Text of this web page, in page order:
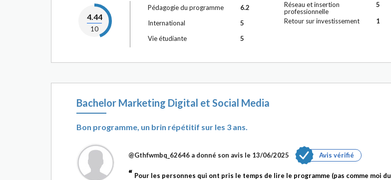
4.44
10
Pédagogie du programme
6.2
International
5
Vie étudiante
5
Réseau et insertion
professionnelle
5
Retour sur investissement 1
Bachelor Marketing Digital et Social Media
Bon programme, un brin répétitif sur les 3 ans.
@Gthfwmbq_62646 a donné son avis le 13/06/2025 Avis vérifié
Pour les personnes qui ont pris le temps de lire le programme (pas comme moi du